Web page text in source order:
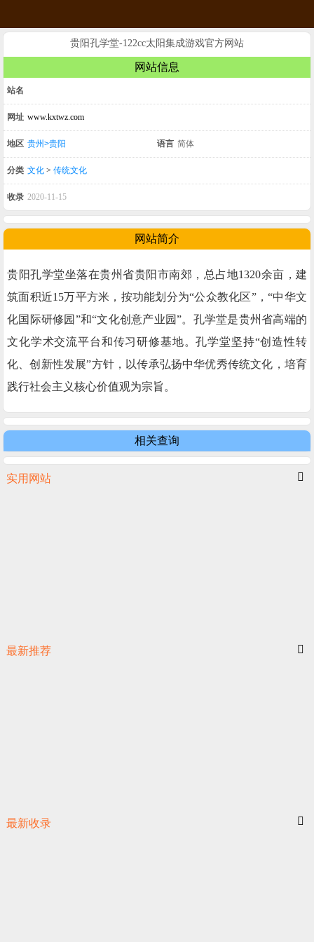
贵阳孔学堂-122cc太阳集成游戏官方网站
网站信息
站名
网址 www.kxtwz.com
地区 贵州>贵阳 语言 简体
分类 文化 > 传统文化
收录 2020-11-15
网站简介
贵阳孔学堂坐落在贵州省贵阳市南郊，总占地1320余亩，建
筑面积近15万平方米，按功能划分为“公众教化区”，“中华文
化国际研修园”和“文化创意产业园”。孔学堂是贵州省高端的
文化学术交流平台和传习研修基地。孔学堂坚持“创造性转
化、创新性发展”方针，以传承弘扬中华优秀传统文化，培育
践行社会主义核心价值观为宗旨。
相关查询
实用网站
最新推荐
最新收录